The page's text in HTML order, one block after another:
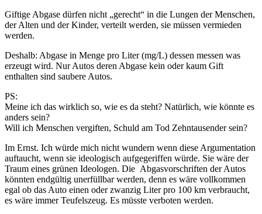
Giftige Abgase dürfen nicht „gerecht“ in die Lungen der Menschen,
der Alten und der Kinder, verteilt werden, sie müssen vermieden
werden.
Deshalb: Abgase in Menge pro Liter (mg/L) dessen messen was
erzeugt wird. Nur Autos deren Abgase kein oder kaum Gift
enthalten sind saubere Autos.
PS:
Meine ich das wirklich so, wie es da steht? Natürlich, wie könnte es
anders sein?
Will ich Menschen vergiften, Schuld am Tod Zehntausender sein?
Im Ernst. Ich würde mich nicht wundern wenn diese Argumentation
auftaucht, wenn sie ideologisch aufgegeriffen würde. Sie wäre der
Traum eines grünen Ideologen. Die Abgasvorschriften der Autos
könnten endgültig unerfüllbar werden, denn es wäre vollkommen
egal ob das Auto einen oder zwanzig Liter pro 100 km verbraucht,
es wäre immer Teufelszeug. Es müsste verboten werden.